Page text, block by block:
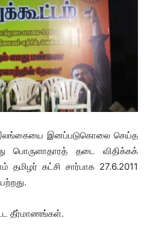
இனப்படுகொலை செய்த
பொருளாதாரத் தடை விதிக்கக்
கட்சி சார்பாக 27.6.2011
தீர்மாணங்கள்.